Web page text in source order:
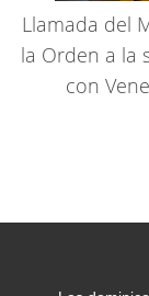
Llamada del
la Orden a la
con